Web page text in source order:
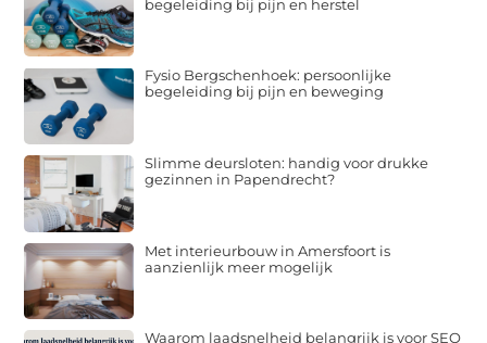
begeleiding bij pijn en herstel
Fysio Bergschenhoek: persoonlijke
begeleiding bij pijn en beweging
Slimme deursloten: handig voor drukke
gezinnen in Papendrecht?
Met interieurbouw in Amersfoort is
aanzienlijk meer mogelijk
Waarom laadsnelheid belangrijk is voor SEO